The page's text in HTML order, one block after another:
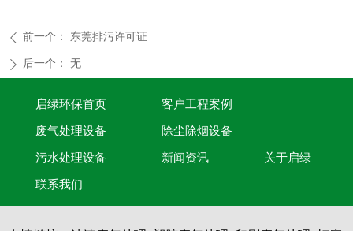
ꄴ 前一个： 东莞排污许可证
ꄲ 后一个： 无
启绿环保首页 客户工程案例
废气处理设备 除尘除烟设备
污水处理设备 新闻资讯 关于启绿
联系我们